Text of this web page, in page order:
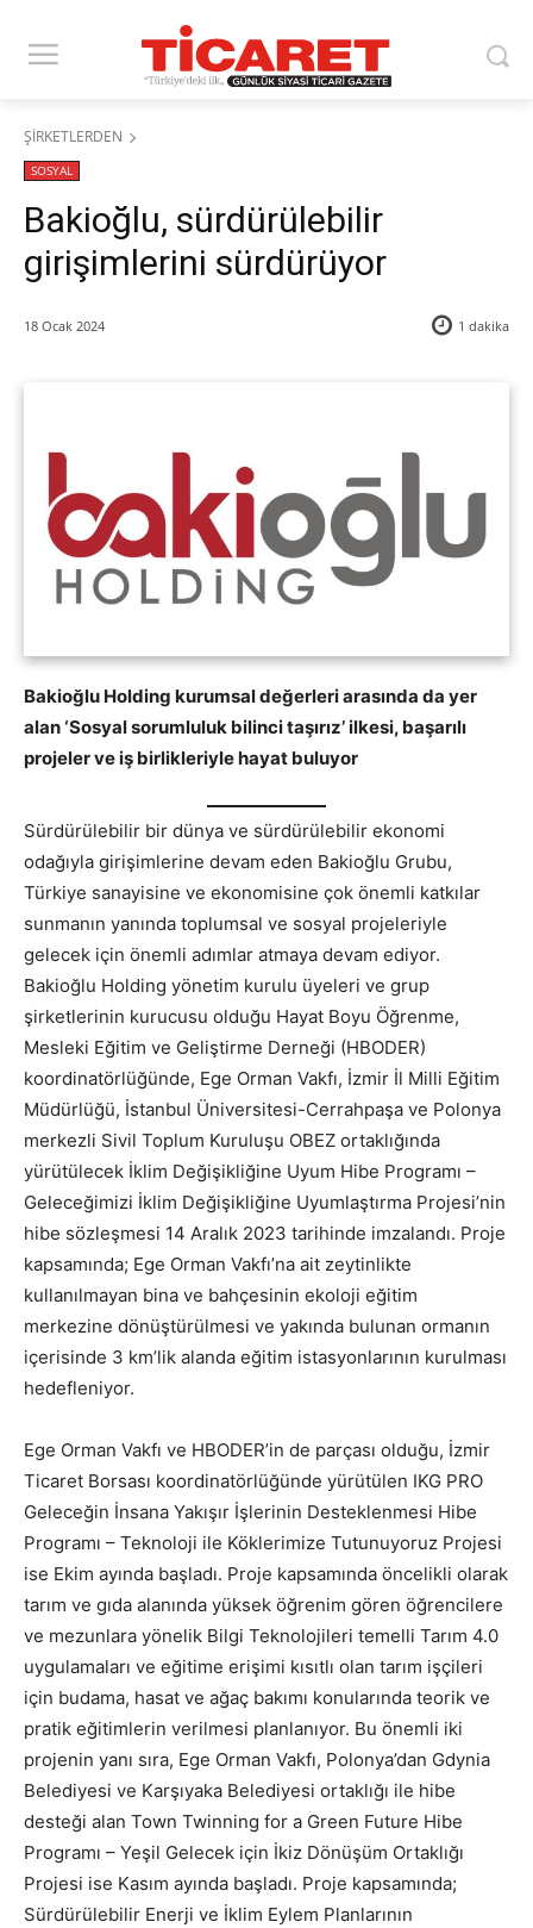
ŞİRKETLERDEN
SOSYAL
Bakioğlu, sürdürülebilir
girişimlerini sürdürüyor
18 Ocak 2024 1 dakika
Bakioğlu Holding kurumsal değerleri arasında da yer
alan ‘Sosyal sorumluluk bilinci taşırız’ ilkesi, başarılı
projeler ve iş birlikleriyle hayat buluyor
Sürdürülebilir bir dünya ve sürdürülebilir ekonomi
odağıyla girişimlerine devam eden Bakioğlu Grubu,
Türkiye sanayisine ve ekonomisine çok önemli katkılar
sunmanın yanında toplumsal ve sosyal projeleriyle
gelecek için önemli adımlar atmaya devam ediyor.
Bakioğlu Holding yönetim kurulu üyeleri ve grup
şirketlerinin kurucusu olduğu Hayat Boyu Öğrenme,
Mesleki Eğitim ve Geliştirme Derneği (HBODER)
koordinatörlüğünde, Ege Orman Vakfı, İzmir İl Milli Eğitim
Müdürlüğü, İstanbul Üniversitesi-Cerrahpaşa ve Polonya
merkezli Sivil Toplum Kuruluşu OBEZ ortaklığında
yürütülecek İklim Değişikliğine Uyum Hibe Programı –
Geleceğimizi İklim Değişikliğine Uyumlaştırma Projesi’nin
hibe sözleşmesi 14 Aralık 2023 tarihinde imzalandı. Proje
kapsamında; Ege Orman Vakfı’na ait zeytinlikte
kullanılmayan bina ve bahçesinin ekoloji eğitim
merkezine dönüştürülmesi ve yakında bulunan ormanın
içerisinde 3 km’lik alanda eğitim istasyonlarının kurulması
hedefleniyor.
Ege Orman Vakfı ve HBODER’in de parçası olduğu, İzmir
Ticaret Borsası koordinatörlüğünde yürütülen IKG PRO
Geleceğin İnsana Yakışır İşlerinin Desteklenmesi Hibe
Programı – Teknoloji ile Köklerimize Tutunuyoruz Projesi
ise Ekim ayında başladı. Proje kapsamında öncelikli olarak
tarım ve gıda alanında yüksek öğrenim gören öğrencilere
ve mezunlara yönelik Bilgi Teknolojileri temelli Tarım 4.0
uygulamaları ve eğitime erişimi kısıtlı olan tarım işçileri
için budama, hasat ve ağaç bakımı konularında teorik ve
pratik eğitimlerin verilmesi planlanıyor. Bu önemli iki
projenin yanı sıra, Ege Orman Vakfı, Polonya’dan Gdynia
Belediyesi ve Karşıyaka Belediyesi ortaklığı ile hibe
desteği alan Town Twinning for a Green Future Hibe
Programı – Yeşil Gelecek için İkiz Dönüşüm Ortaklığı
Projesi ise Kasım ayında başladı. Proje kapsamında;
Sürdürülebilir Enerji ve İklim Eylem Planlarının